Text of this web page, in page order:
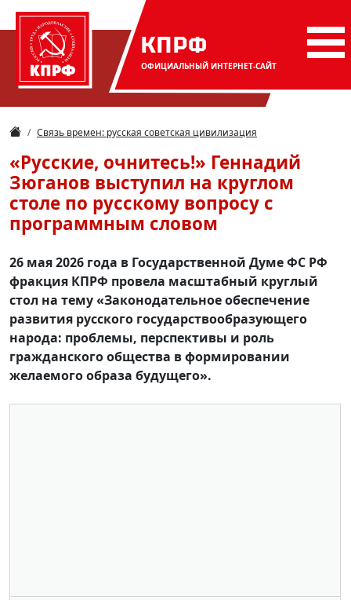
КПРФ
ОФИЦИАЛЬНЫЙ ИНТЕРНЕТ-САЙТ
Связь времен: русская советская цивилизация
«Русские, очнитесь!» Геннадий
Зюганов выступил на круглом
столе по русскому вопросу с
программным словом
26 мая 2026 года в Государственной Думе ФС РФ
фракция КПРФ провела масштабный круглый
стол на тему «Законодательное обеспечение
развития русского государствообразующего
народа: проблемы, перспективы и роль
гражданского общества в формировании
желаемого образа будущего».